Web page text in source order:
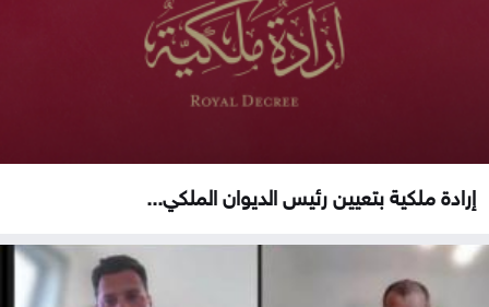
إرادة ملكية بتعيين رئيس الديوان الملكي...